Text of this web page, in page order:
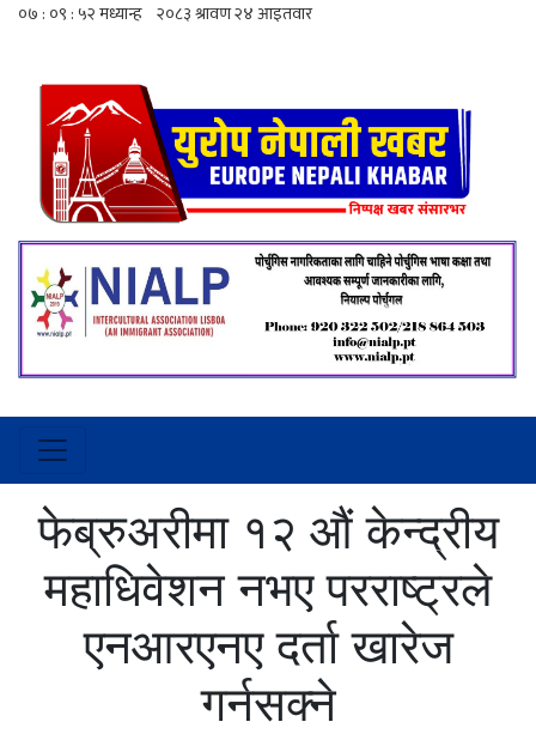
फेब्रुअरीमा १२ औं केन्द्रीय
महाधिवेशन नभए परराष्ट्रले
एनआरएनए दर्ता खारेज
गर्नसक्ने